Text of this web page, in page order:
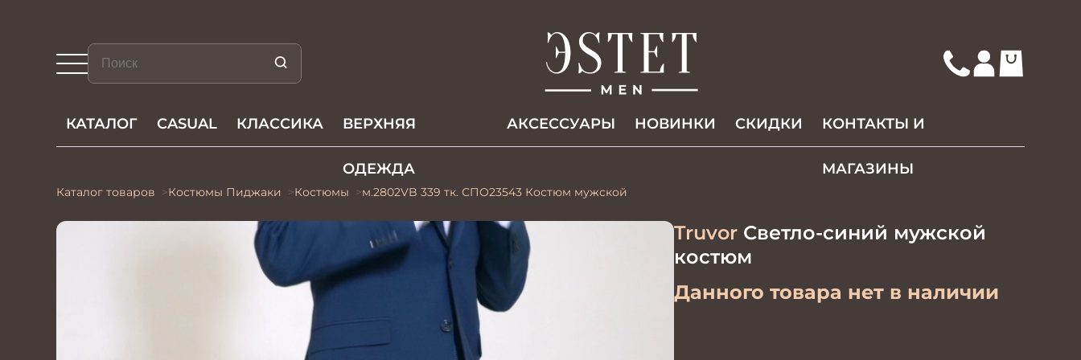
КАТАЛОГ CASUAL КЛАССИКА ВЕРХНЯЯ
ОДЕЖДА
АКCЕССУАРЫ НОВИНКИ СКИДКИ КОНТАКТЫ И
МАГАЗИНЫ
Каталог товаров Костюмы Пиджаки Костюмы м.2802VB 339 тк. СПО23543 Костюм мужской
TruvorСветло-синий мужской
костюм
Данного товара нет в наличии